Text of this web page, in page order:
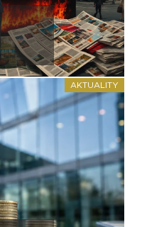
AKTUALITY